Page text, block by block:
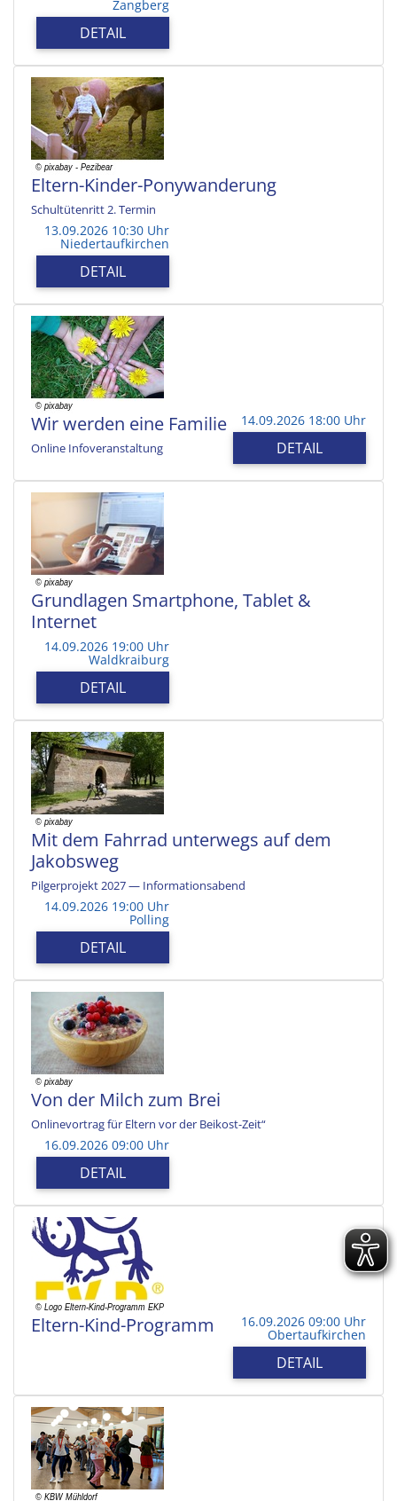
Zangberg
DETAIL
Eltern-Kinder-Ponywanderung
Schultütenritt 2. Termin
13.09.2026 10:30 Uhr
Niedertaufkirchen
DETAIL
Wir werden eine Familie
Online Infoveranstaltung
14.09.2026 18:00 Uhr
DETAIL
Grundlagen Smartphone, Tablet &
Internet
14.09.2026 19:00 Uhr
Waldkraiburg
DETAIL
Mit dem Fahrrad unterwegs auf dem
Jakobsweg
Pilgerprojekt 2027 — Informationsabend
14.09.2026 19:00 Uhr
Polling
DETAIL
Von der Milch zum Brei
Onlinevortrag für Eltern vor der Beikost-Zeit“
16.09.2026 09:00 Uhr
DETAIL
Eltern-Kind-Programm 16.09.2026 09:00 Uhr
Obertaufkirchen
DETAIL